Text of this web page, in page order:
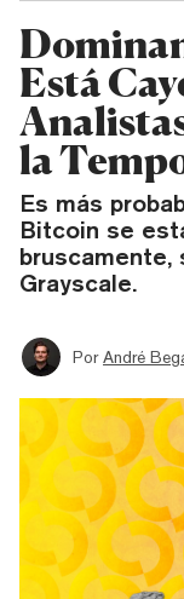
Está
la
Es más
Bitcoin se
bruscamente,
Grayscale.
Por André